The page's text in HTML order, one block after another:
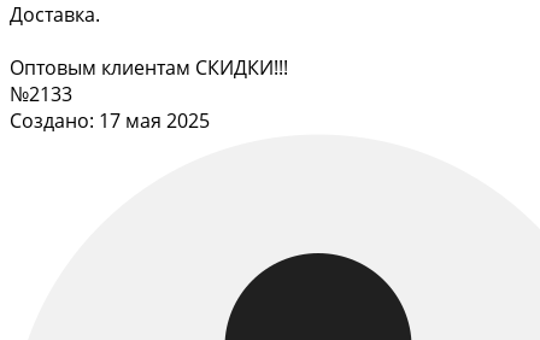
Доставка.
Оптовым клиентам СКИДКИ!!!
№2133
Создано: 17 мая 2025